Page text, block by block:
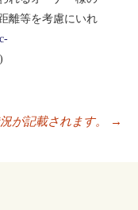
離等を考慮にいれ
)
が記載されます。
→